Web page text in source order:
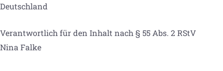
Deutschland
Verantwortlich für den Inhalt nach § 55 Abs. 2 RStV
Nina Falke